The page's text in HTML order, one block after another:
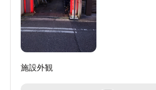
施設外観